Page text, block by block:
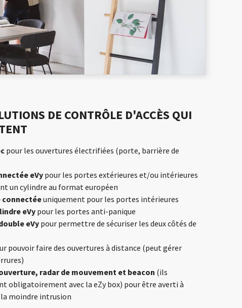
DE CONTRÔLE D'ACCÈS QUI
pour les ouvertures électrifiées (porte, barrière de
eVy pour les portes extérieures et/ou intérieures
un cylindre au format européen
connectéeuniquement pour les portes intérieures
eVypour les portes anti-panique
eVy pour permettre de sécuriser les deux côtés de
pouvoir faire des ouvertures à distance (peut gérer
radar de mouvement et beacon (ils
obligatoirement avec la eZy box) pour être averti à
moindre intrusion